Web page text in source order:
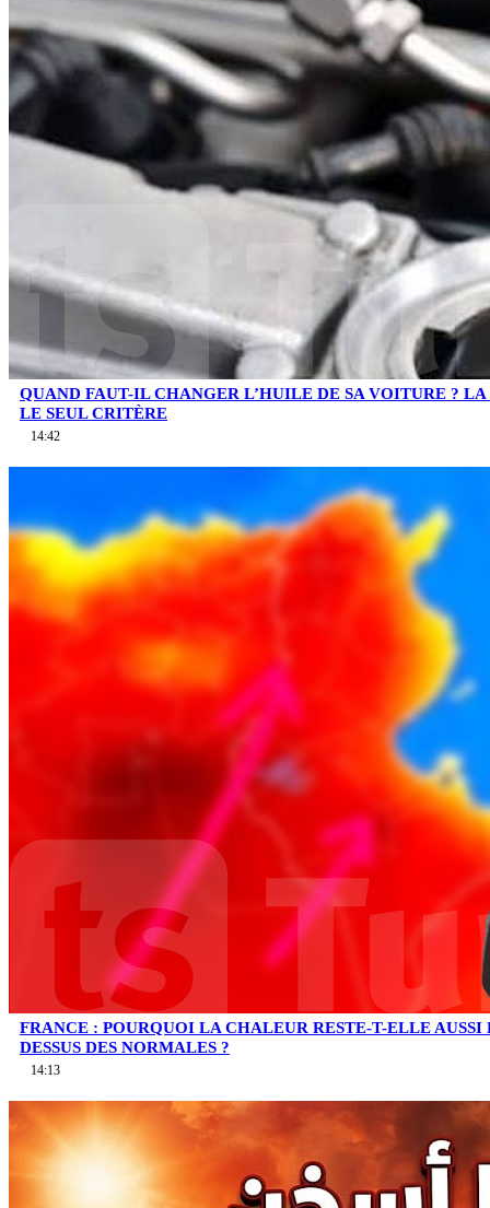
QUAND FAUT-IL CHANGER L’HUILE DE SA VOITURE ? LA
LE SEUL CRITÈRE
14:42
FRANCE : POURQUOI LA CHALEUR RESTE-T-ELLE AUSSI
DESSUS DES NORMALES ?
14:13